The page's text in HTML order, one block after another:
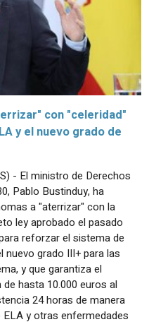
con "celeridad"
y el nuevo grado de
- El ministro de Derechos
Pablo Bustinduy, ha
a "aterrizar" con la
ley aprobado el pasado
reforzar el sistema de
nuevo grado III+ para las
y que garantiza el
hasta 10.000 euros al
24 horas de manera
y otras enfermedades